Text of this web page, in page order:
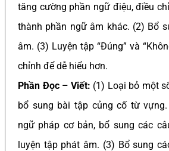
tăng cường phần ngữ điệu, điều
thành phần ngữ âm khác. (2) Bổ
âm. (3) Luyện tập “Đúng” và
chỉnh để dễ hiểu hơn.
Phần Đọc – Viết: (1) Loại bỏ một
bổ sung bài tập củng cố từ
ngữ pháp cơ bản, bổ sung các
luyện tập phát âm. (3) Bổ sung